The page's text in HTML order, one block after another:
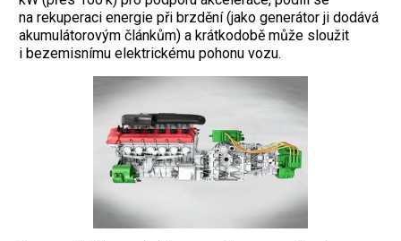
na rekuperaci energie při brzdění (jako generátor ji dodává
akumulátorovým článkům) a krátkodobě může sloužit
i bezemisnímu elektrickému pohonu vozu.